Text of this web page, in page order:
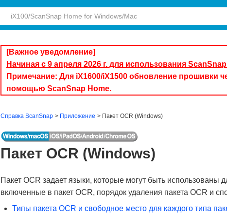
[Важное уведомление]
Начиная с 9 апреля 2026 г. для использования
Примечание: Для iX1600/iX1500 обновление прошивки
помощью ScanSnap Home.
Справка ScanSnap Приложение Пакет OCR (Windows)
Пакет OCR (Windows)
Пакет OCR задает языки, которые могут быть
включенные в пакет OCR, порядок удаления пакета OCR и
Типы пакета OCR и свободное место для каждого типа